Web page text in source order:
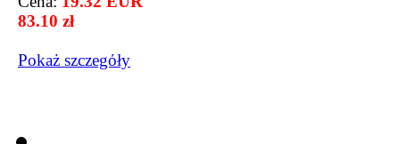
83.10 zł
Pokaż szczegόły